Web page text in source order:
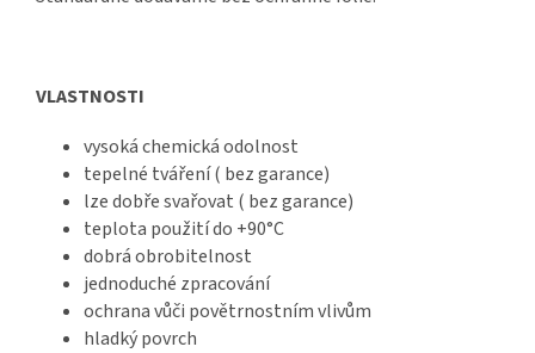
VLASTNOSTI
vysoká chemická odolnost
tepelné tváření ( bez garance)
lze dobře svařovat ( bez garance)
teplota použití do +90°C
dobrá obrobitelnost
jednoduché zpracování
ochrana vůči povětrnostním vlivům
hladký povrch